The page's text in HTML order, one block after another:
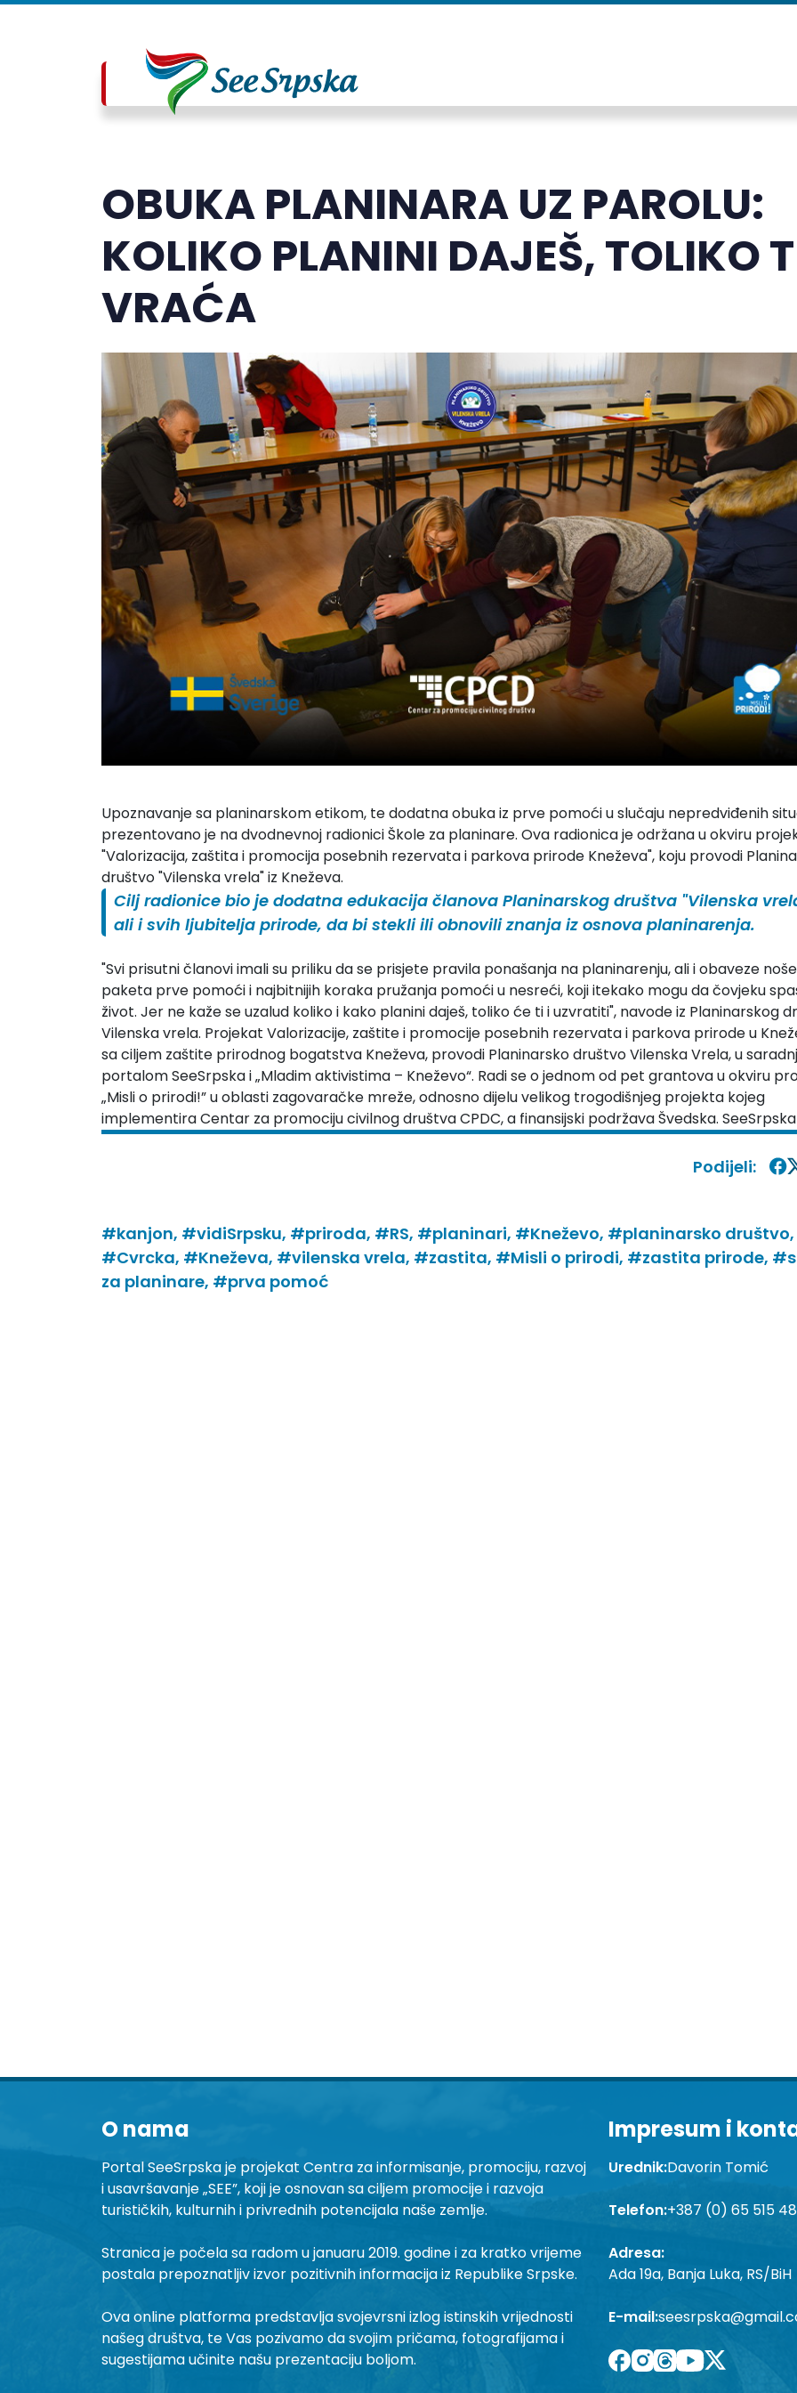
OBUKA PLANINARA UZ PAROLU:
KOLIKO PLANINI DAJEŠ, TOLIKO
VRAĆA
Upoznavanje sa planinarskom etikom, te dodatna obuka iz prve pomoći u slučaju nepredviđenih
prezentovano je na dvodnevnoj radionici Škole za planinare. Ova radionica je održana u okviru
"Valorizacija, zaštita i promocija posebnih rezervata i parkova prirode Kneževa", koju provodi
društvo "Vilenska vrela" iz Kneževa.
Cilj radionice bio je dodatna edukacija članova Planinarskog društva "Vilenska
ali i svih ljubitelja prirode, da bi stekli ili obnovili znanja iz osnova planinarenja.
"Svi prisutni članovi imali su priliku da se prisjete pravila ponašanja na planinarenju, ali i obaveze
paketa prve pomoći i najbitnijih koraka pružanja pomoći u nesreći, koji itekako mogu da čovjeku
život. Jer ne kaže se uzalud koliko i kako planini daješ, toliko će ti i uzvratiti", navode iz Planinarskog
Vilenska vrela. Projekat Valorizacije, zaštite i promocije posebnih rezervata i parkova prirode u
sa ciljem zaštite prirodnog bogatstva Kneževa, provodi Planinarsko društvo Vilenska Vrela, u
portalom SeeSrpska i „Mladim aktivistima – Kneževo“. Radi se o jednom od pet grantova u okviru
„Misli o prirodi!” u oblasti zagovaračke mreže, odnosno dijelu velikog trogodišnjeg projekta kojeg
implementira Centar za promociju civilnog društva CPDC, a finansijski podržava Švedska. SeeSrpska
Podijeli:
#kanjon, #vidiSrpsku, #priroda, #RS, #planinari, #Kneževo, #planinarsko društvo,
#Cvrcka, #Kneževa, #vilenska vrela, #zastita, #Misli o prirodi, #zastita prirode,
za planinare, #prva pomoć
O nama
Portal SeeSrpska je projekat Centra za informisanje, promociju, razvoj
i usavršavanje „SEE”, koji je osnovan sa ciljem promocije i razvoja
turističkih, kulturnih i privrednih potencijala naše zemlje.
Stranica je počela sa radom u januaru 2019. godine i za kratko vrijeme
postala prepoznatljiv izvor pozitivnih informacija iz Republike Srpske.
Ova online platforma predstavlja svojevrsni izlog istinskih vrijednosti
našeg društva, te Vas pozivamo da svojim pričama, fotografijama i
sugestijama učinite našu prezentaciju boljom.
Impresum i
Urednik:Davorin Tomić
Telefon:+387 (0) 65 515
Adresa:
Ada 19a, Banja Luka, RS/BiH
E-mail: